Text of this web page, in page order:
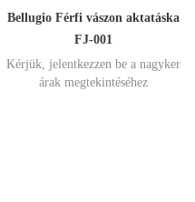
Bellugio Férfi vászon aktatáska
FJ-001
Kérjük, jelentkezzen be a nagyker
árak megtekintéséhez